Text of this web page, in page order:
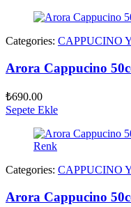
Categories: CAPPUCINO
Arora Cappucino
₺690.00
Sepete Ekle
Categories: CAPPUCINO
Arora Cappucino